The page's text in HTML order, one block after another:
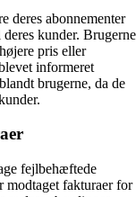
deres abonnementer
kunder. Brugerne
pris eller
informeret
brugerne, da de
fejlbehæftede
fakturaer for